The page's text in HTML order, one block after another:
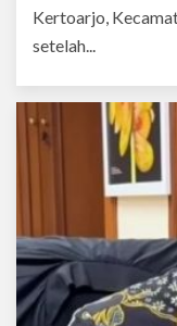
Kertoarjo,
setelah...